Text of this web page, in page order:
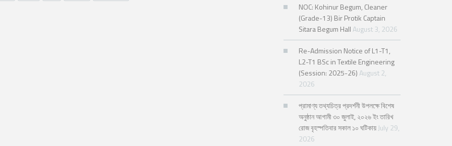
NOC: Kohinur Begum, Cleaner
(Grade-13) Bir Protik Captain
Sitara Begum HallAugust 3, 2026
Re-Admission Notice of L1-T1,
L2-T1 BSc in Textile Engineering
(Session: 2025-26)August 2,
2026
প্রামাণ্য তথ্যচিত্র প্রদর্শনী উপলক্ষে বিশেষ
অনুষ্ঠান আগামী ৩০ জুলাই, ২০২৬ ইং তারিখ
রোজ বৃহস্পতিবার সকাল ১০ ঘটিকায় July 29,
2026